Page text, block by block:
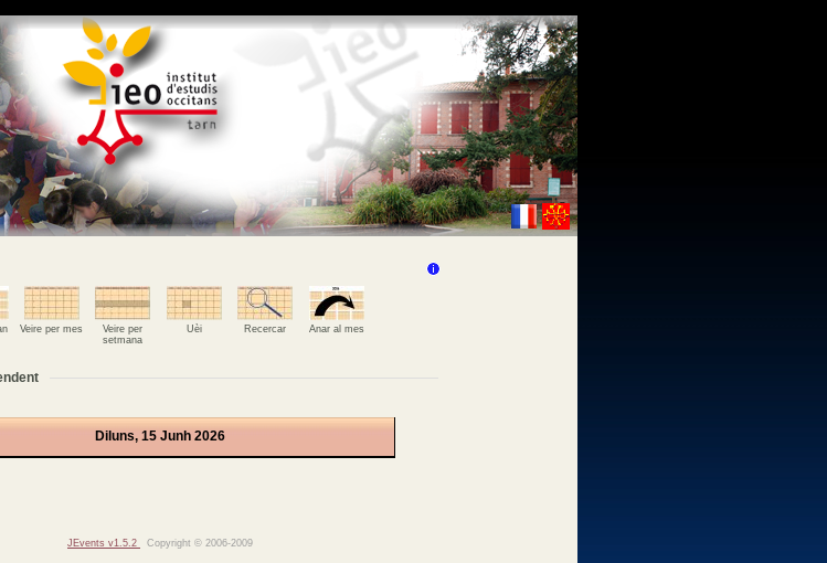
Veire per mes
Veire per
setmana
Uèi Recercar Anar al mes
Diluns, 15 Junh 2026
JEvents v1.5.2 Copyright © 2006-2009